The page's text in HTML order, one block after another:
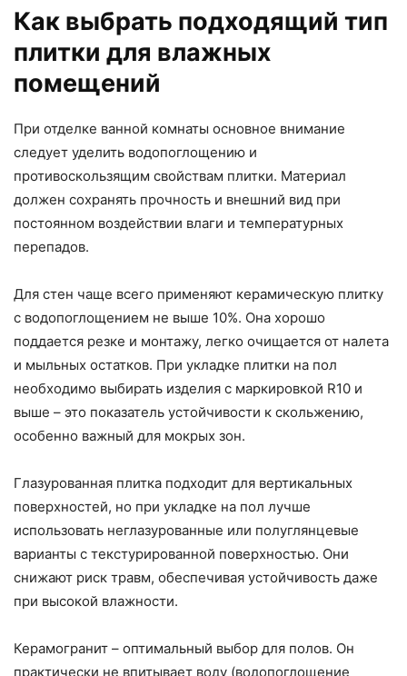
Как выбрать подходящий тип
плитки для влажных
помещений
При отделке ванной комнаты основное внимание
следует уделить водопоглощению и
противоскользящим свойствам плитки. Материал
должен сохранять прочность и внешний вид при
постоянном воздействии влаги и температурных
перепадов.
Для стен чаще всего применяют керамическую плитку
с водопоглощением не выше 10%. Она хорошо
поддается резке и монтажу, легко очищается от налета
и мыльных остатков. При укладке плитки на пол
необходимо выбирать изделия с маркировкой R10 и
выше – это показатель устойчивости к скольжению,
особенно важный для мокрых зон.
Глазурованная плитка подходит для вертикальных
поверхностей, но при укладке на пол лучше
использовать неглазурованные или полуглянцевые
варианты с текстурированной поверхностью. Они
снижают риск травм, обеспечивая устойчивость даже
при высокой влажности.
Керамогранит – оптимальный выбор для полов. Он
практически не впитывает воду (водопоглощение